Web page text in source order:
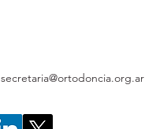
secretaria@ortodoncia.org.ar